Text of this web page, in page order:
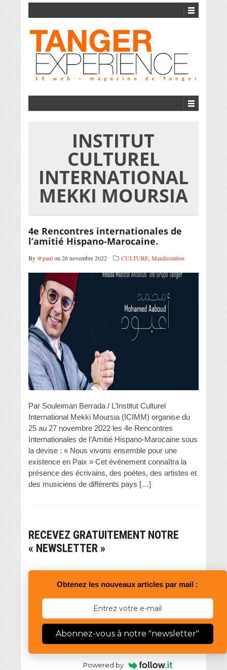
INSTITUT
CULTUREL
INTERNATIONAL
MEKKI MOURSIA
4e Rencontres internationales de
l’amitié Hispano-Marocaine.
By @paulon 26 novembre 2022 CULTURE, Manifestation
Par Souleiman Berrada / L’Institut Culturel
International Mekki Moursia (ICIMM) organise du
25 au 27 novembre 2022 les 4e Rencontres
Internationales de l’Amitié Hispano-Marocaine sous
la devise : « Nous vivons ensemble pour une
existence en Paix » Cet événement connaîtra la
présence des écrivains, des poètes, des artistes et
des musiciens de différents pays […]
RECEVEZ GRATUITEMENT NOTRE
« NEWSLETTER »
Obtenez les nouveaux articles par mail :
Abonnez-vous à notre "newsletter"
Powered by